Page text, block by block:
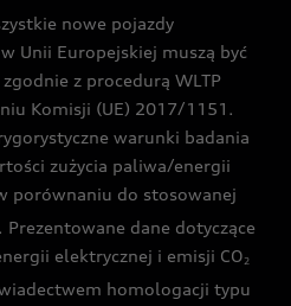
nowe pojazdy
Unii Europejskiej muszą być
z procedurą WLTP
Komisji (UE) 2017/1151.
warunki badania
zużycia paliwa/energii
porównaniu do stosowanej
dane dotyczące
elektrycznej i emisji CO2
homologacji typu